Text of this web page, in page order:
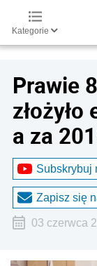
Kategorie
Prawie
a za
Subskrybuj
Zapisz się
03 czerwca